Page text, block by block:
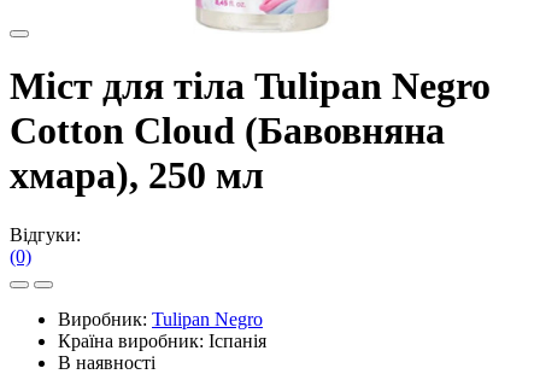
Міст для тіла Tulipan Negro
Cotton Cloud (Бавовняна
хмара), 250 мл
Відгуки:
(0)
Виробник: Tulipan Negro
Країна виробник: Іспанія
В наявності